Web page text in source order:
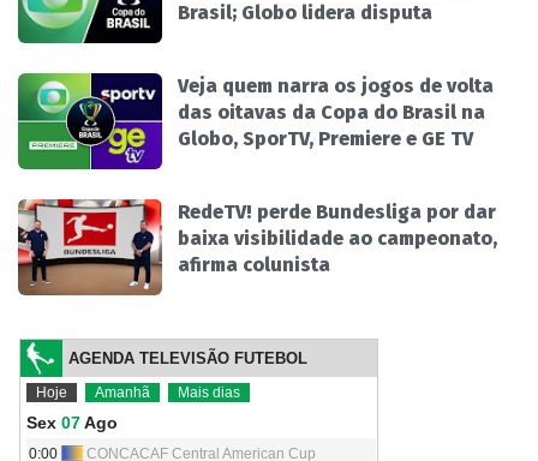
Brasil; Globo lidera disputa
Veja quem narra os jogos de volta
das oitavas da Copa do Brasil na
Globo, SporTV, Premiere e GE TV
RedeTV! perde Bundesliga por dar
baixa visibilidade ao campeonato,
afirma colunista